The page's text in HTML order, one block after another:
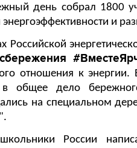
день собрал 1800
энергоэффективности и
Российской
отношения к энергии.
в общее дело
на специальном
России